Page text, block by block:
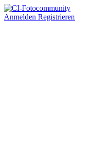
Anmelden Registrieren